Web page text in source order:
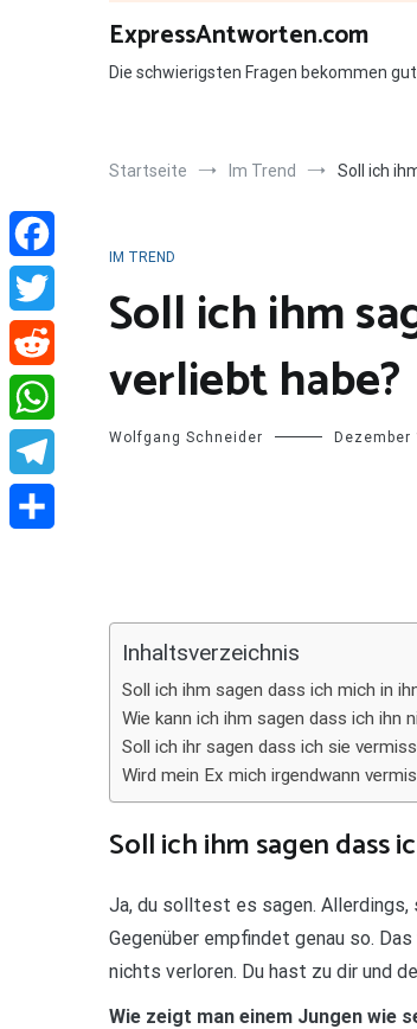
ExpressAntworten.com
Die schwierigsten Fragen bekommen
Startseite Im Trend Soll ich
IM TREND
Soll ich ihm
verliebt habe?
Wolfgang Schneider Dezember
Inhaltsverzeichnis
Soll ich ihm sagen dass ich mich in
Wie kann ich ihm sagen dass ich ihn
Soll ich ihr sagen dass ich sie
Wird mein Ex mich irgendwann
Soll ich ihm sagen dass
Ja, du solltest es sagen.
Gegenüber empfindet genau so.
nichts verloren. Du hast zu dir und
Wie zeigt man einem Jungen wie
Facebook
Twitter
Reddit
WhatsApp
Telegram